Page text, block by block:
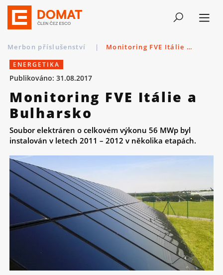
Merbon příslušenství | Monitoring FVE Itálie a Bulharsko
ENERGETIKA
Publikováno: 31.08.2017
Monitoring FVE Itálie a
Bulharsko
Soubor elektráren o celkovém výkonu 56 MWp byl
instalován v letech 2011 – 2012 v několika etapách.